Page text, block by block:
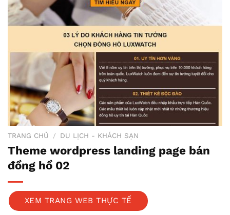
TRANG CHỦ / DU LỊCH - KHÁCH SẠN
Theme wordpress landing page bán
đồng hồ 02
XEM TRANG WEB THỰC TẾ